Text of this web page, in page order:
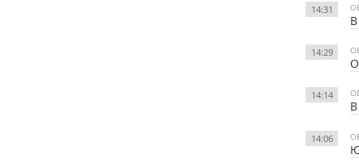
14:31
14:29
14:14
14:06